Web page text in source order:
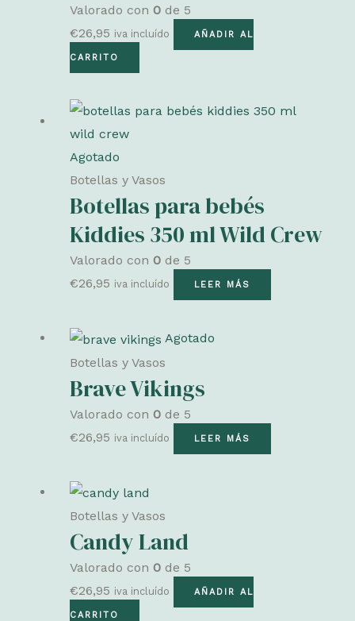
Valorado con 0 de 5
€26,95 iva incluído AÑADIR AL
CARRITO
Agotado
Botellas y Vasos
Botellas para bebés
Kiddies 350 ml Wild Crew
Valorado con 0 de 5
€26,95 iva incluído LEER MÁS
Agotado
Botellas y Vasos
Brave Vikings
Valorado con 0 de 5
€26,95 iva incluído LEER MÁS
Botellas y Vasos
Candy Land
Valorado con 0 de 5
€26,95 iva incluído AÑADIR AL
CARRITO